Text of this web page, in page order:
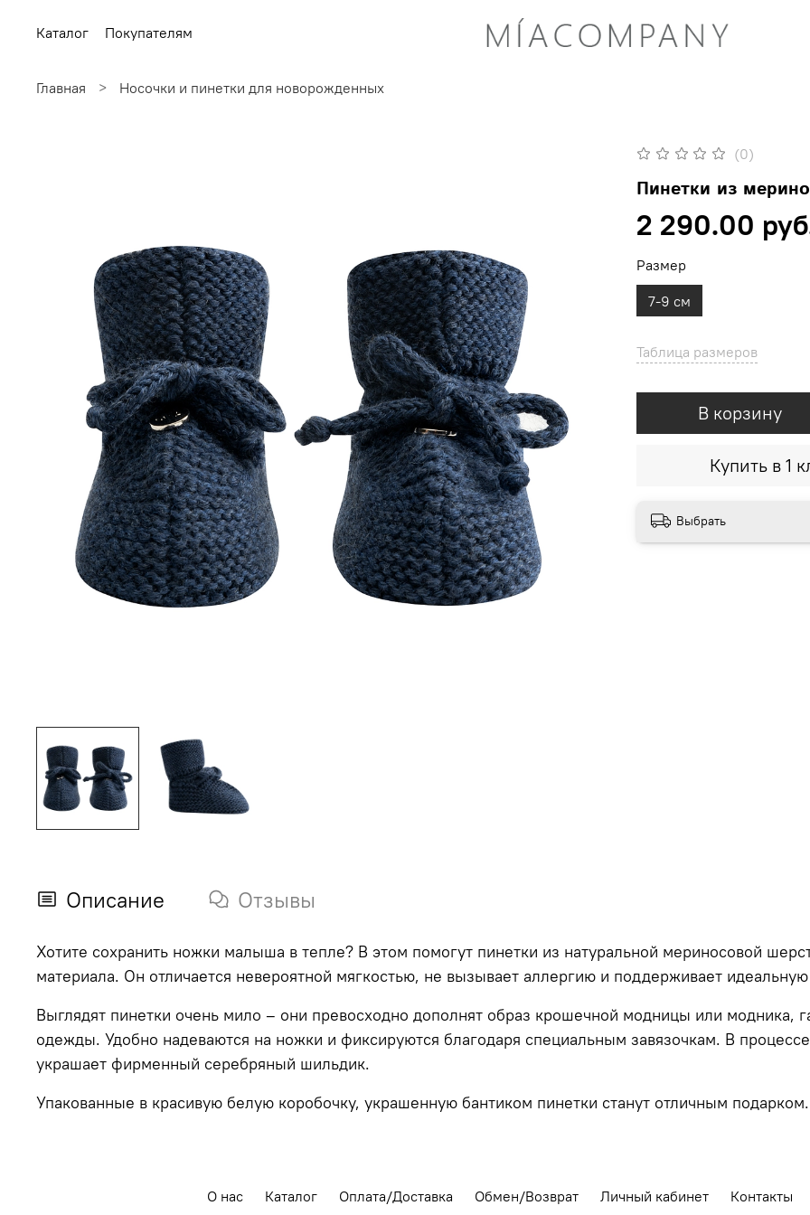
Каталог Покупателям
Главная Носочки и пинетки для новорожденных
(0)
Пинетки из
2 290.00
Таблица размеров
В корзину
Купить в 1
Размер
7-9 см
Выбрать
Описание Отзывы
Хотите сохранить ножки малыша в тепле? В этом помогут пинетки из натуральной мериносовой
материала. Он отличается невероятной мягкостью, не вызывает аллергию и поддерживает
Выглядят пинетки очень мило – они превосходно дополнят образ крошечной модницы или модника,
одежды. Удобно надеваются на ножки и фиксируются благодаря специальным завязочкам. В
украшает фирменный серебряный шильдик.
Упакованные в красивую белую коробочку, украшенную бантиком пинетки станут отличным подарком.
О нас Каталог Оплата/Доставка Обмен/Возврат Личный кабинет Контакты